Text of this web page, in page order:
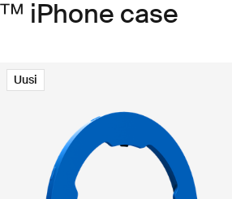
iPhone case
Uusi